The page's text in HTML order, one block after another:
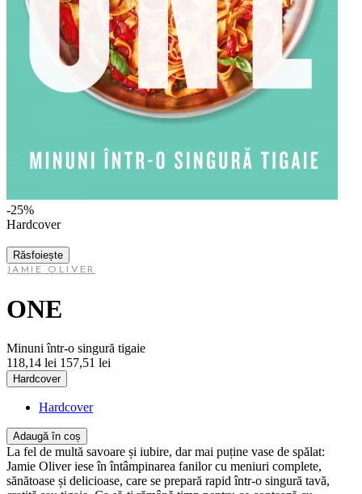
-25%
Hardcover
Răsfoiește
JAMIE OLIVER
ONE
Minuni într-o singură tigaie
118,14 lei 157,51 lei
Hardcover
Hardcover
Adaugă în coș
La fel de multă savoare și iubire, dar mai puține vase de spălat:
Jamie Oliver iese în întâmpinarea fanilor cu meniuri complete,
sănătoase și delicioase, care se prepară rapid într-o singură tavă,